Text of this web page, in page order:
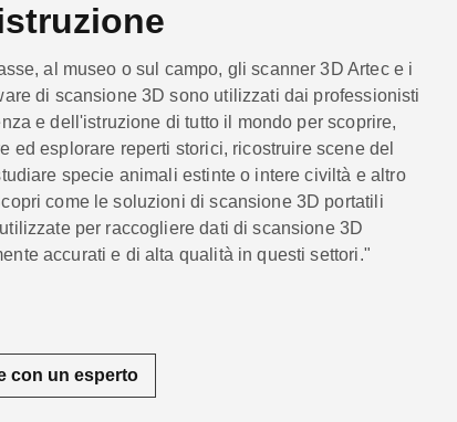
al museo o sul campo, gli scanner 3D Artec e i
di scansione 3D sono utilizzati dai professionisti
e dell'istruzione di tutto il mondo per scoprire,
ed esplorare reperti storici, ricostruire scene del
specie animali estinte o intere civiltà e altro
come le soluzioni di scansione 3D portatili
per raccogliere dati di scansione 3D
accurati e di alta qualità in questi settori."
con un esperto